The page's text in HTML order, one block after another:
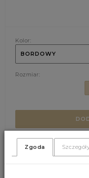
Kolor:
BORDOWY
Rozmiar:
Zgoda